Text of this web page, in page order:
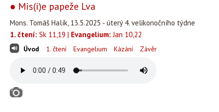
● Mis(i)e papeže Lva
Mons. Tomáš Halík, 13.5.2025 - úterý 4. velikonočního týdne
1. čtení: Sk 11,19 | Evangelium: Jan 10,22
Úvod 1. čtení Evangelium Kázání Závěr